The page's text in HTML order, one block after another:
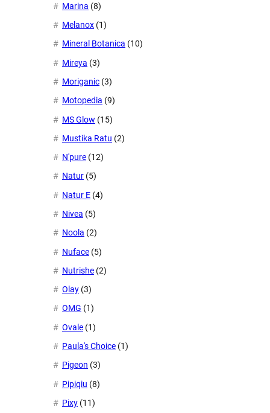
Marina (8)
Melanox (1)
Mineral Botanica (10)
Mireya (3)
Moriganic (3)
Motopedia (9)
MS Glow (15)
Mustika Ratu (2)
N'pure (12)
Natur (5)
Natur E (4)
Nivea (5)
Noola (2)
Nuface (5)
Nutrishe (2)
Olay (3)
OMG (1)
Ovale (1)
Paula's Choice (1)
Pigeon (3)
Pipiqiu (8)
Pixy (11)